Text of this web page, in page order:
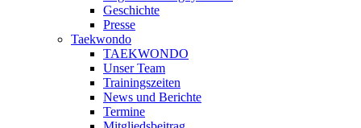
Geschichte
Presse
Taekwondo
TAEKWONDO
Unser Team
Trainingszeiten
News und Berichte
Termine